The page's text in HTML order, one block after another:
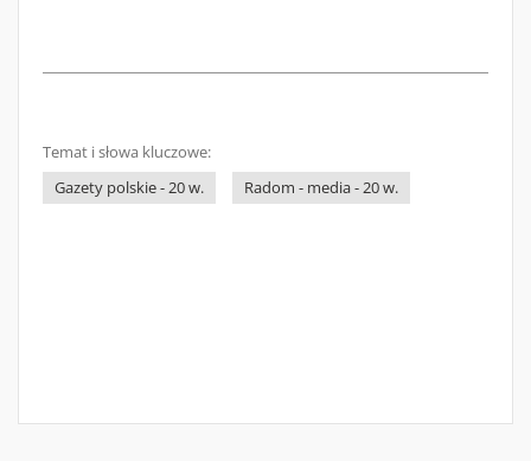
Temat i słowa kluczowe:
Gazety polskie - 20 w.
Radom - media - 20 w.